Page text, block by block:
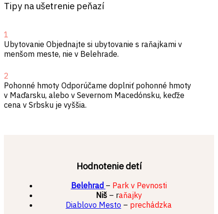
Tipy na ušetrenie peňazí
1
Ubytovanie Objednajte si ubytovanie s raňajkami v
menšom meste, nie v Belehrade.
2
Pohonné hmoty Odporúčame doplniť pohonné hmoty
v Maďarsku, alebo v Severnom Macedónsku, keďže
cena v Srbsku je vyššia.
Hodnotenie detí
Belehrad – Park v Pevnosti
Niš– raňajky
Diablovo Mesto – prechádzka